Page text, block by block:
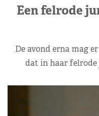
Een felrode
De avond erna mag
dat in haar felrode